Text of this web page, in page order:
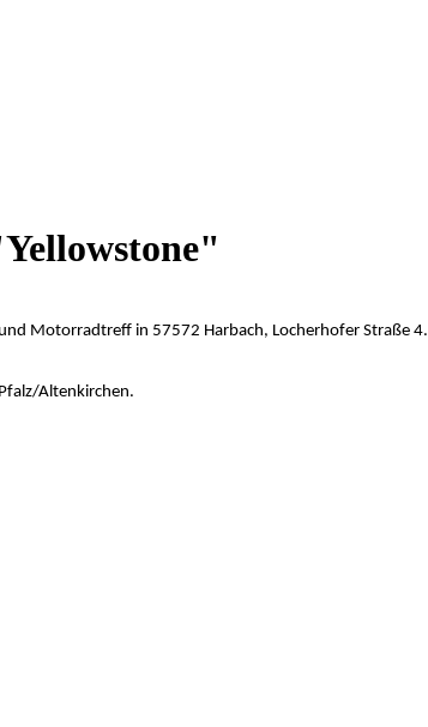
Motorradtreff in 57572 Harbach, Locherhofer Straße 4.
Altenkirchen.